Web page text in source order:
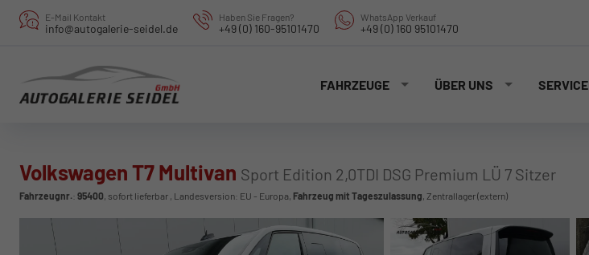
E-Mail Kontakt
info@autogalerie-seidel.de
Haben Sie Fragen?
+49 (0) 160-95101470
WhatsApp Verkauf
+49 (0) 160 95101470
FAHRZEUGE ÜBER UNS SERVICE
Volkswagen T7 Multivan Sport Edition 2,0TDI DSG Premium LÜ 7 Sitzer
Fahrzeugnr.: 95400, sofort lieferbar , Landesversion: EU - Europa, Fahrzeug mit Tageszulassung, Zentrallager (extern)